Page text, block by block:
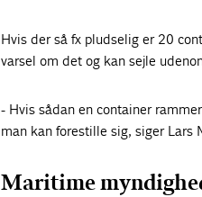
Hvis der så fx pludselig er 20
varsel om det og kan sejle
- Hvis sådan en container
man kan forestille sig, siger Lars
Maritime